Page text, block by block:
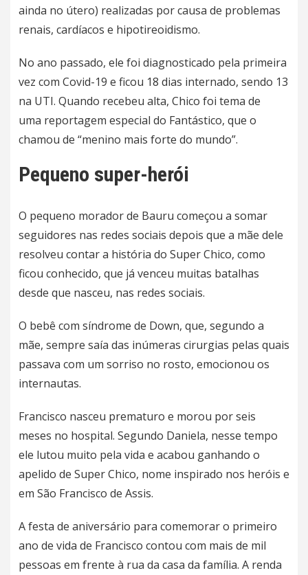
ainda no útero) realizadas por causa de problemas
renais, cardíacos e hipotireoidismo.
No ano passado, ele foi diagnosticado pela primeira
vez com Covid-19 e ficou 18 dias internado, sendo 13
na UTI. Quando recebeu alta, Chico foi tema de
uma reportagem especial do Fantástico, que o
chamou de “menino mais forte do mundo”.
Pequeno super-herói
O pequeno morador de Bauru começou a somar
seguidores nas redes sociais depois que a mãe dele
resolveu contar a história do Super Chico, como
ficou conhecido, que já venceu muitas batalhas
desde que nasceu, nas redes sociais.
O bebê com síndrome de Down, que, segundo a
mãe, sempre saía das inúmeras cirurgias pelas quais
passava com um sorriso no rosto, emocionou os
internautas.
Francisco nasceu prematuro e morou por seis
meses no hospital. Segundo Daniela, nesse tempo
ele lutou muito pela vida e acabou ganhando o
apelido de Super Chico, nome inspirado nos heróis e
em São Francisco de Assis.
A festa de aniversário para comemorar o primeiro
ano de vida de Francisco contou com mais de mil
pessoas em frente à rua da casa da família. A renda